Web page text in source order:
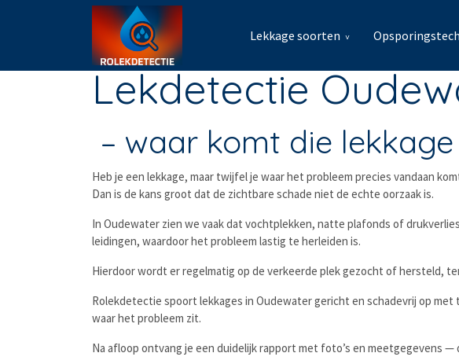
Lekkage soorten
Lekdetectie
– waar komt die
Heb je een lekkage, maar twijfel je waar het probleem precies vandaan
Dan is de kans groot dat de zichtbare schade niet de echte oorzaak is.
In Oudewater zien we vaak dat vochtplekken, natte plafonds of
leidingen, waardoor het probleem lastig te herleiden is.
Hierdoor wordt er regelmatig op de verkeerde plek gezocht of hersteld,
Rolekdetectie spoort lekkages in Oudewater gericht en schadevrij op
waar het probleem zit.
Na afloop ontvang je een duidelijk rapport met foto’s en meetgegevens